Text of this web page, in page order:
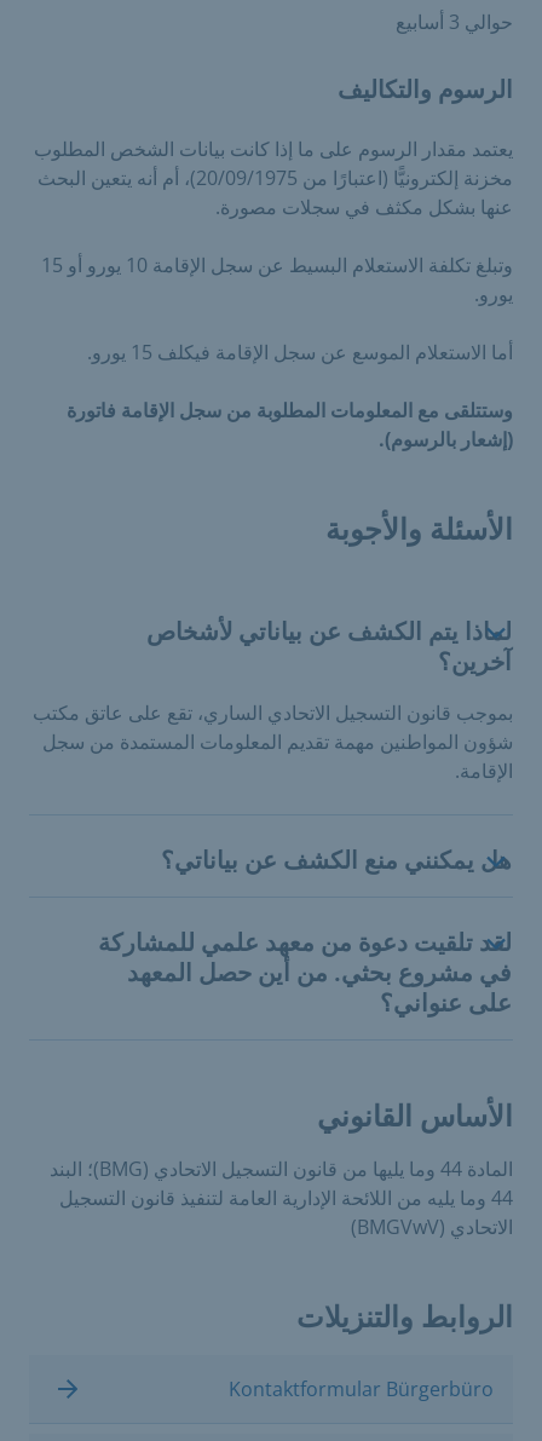
حوالي 3 أسابيع
الرسوم والتكاليف
يعتمد مقدار الرسوم على ما إذا كانت بيانات الشخص المطلوب
مخزنة إلكترونيًّا (اعتبارًا من 20/09/1975)، أم أنه يتعين البحث
عنها بشكل مكثف في سجلات مصورة.
وتبلغ تكلفة الاستعلام البسيط عن سجل الإقامة 10 يورو أو 15
يورو.
أما الاستعلام الموسع عن سجل الإقامة فيكلف 15 يورو.
وستتلقى مع المعلومات المطلوبة من سجل الإقامة فاتورة
(إشعار بالرسوم).
الأسئلة والأجوبة
لماذا يتم الكشف عن بياناتي لأشخاص
آخرين؟
بموجب قانون التسجيل الاتحادي الساري، تقع على عاتق مكتب
شؤون المواطنين مهمة تقديم المعلومات المستمدة من سجل
الإقامة.
هل يمكنني منع الكشف عن بياناتي؟
لقد تلقيت دعوة من معهد علمي للمشاركة
في مشروع بحثي. من أين حصل المعهد
على عنواني؟
الأساس القانوني
المادة 44 وما يليها من قانون التسجيل الاتحادي (BMG)؛ البند
44 وما يليه من اللائحة الإدارية العامة لتنفيذ قانون التسجيل
الاتحادي (BMGVwV)
الروابط والتنزيلات
Kontaktformular Bürgerbüro